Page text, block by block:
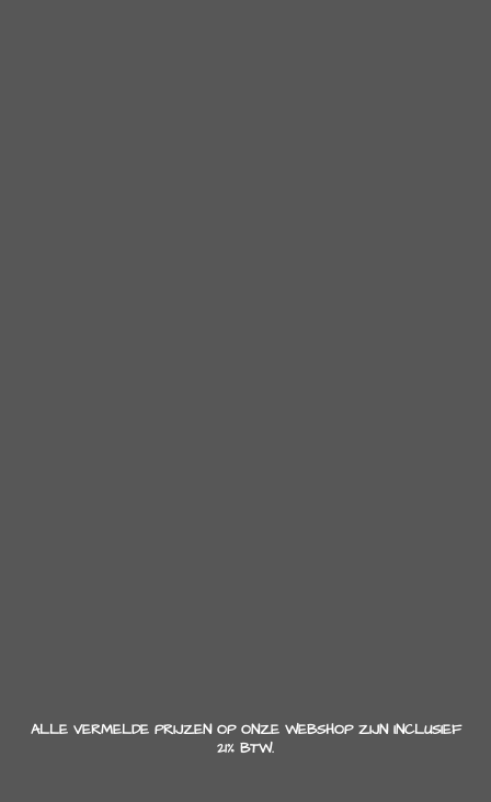
ALLE VERMELDE PRIJZEN OP ONZE WEBSHOP ZIJN INCLUSIEF
21% BTW.